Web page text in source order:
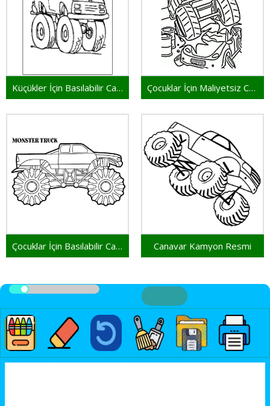
Küçükler İçin Basılabilir Canavar Kamyon Çocuklar İçin Maliyetsiz Canavar Kamyon
Çocuklar İçin Basılabilir Canavar Kamyon Canavar Kamyon Resmi